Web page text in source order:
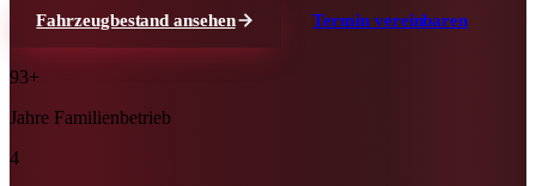
Fahrzeugbestand ansehen Termin vereinbaren
93+
Jahre Familienbetrieb
4